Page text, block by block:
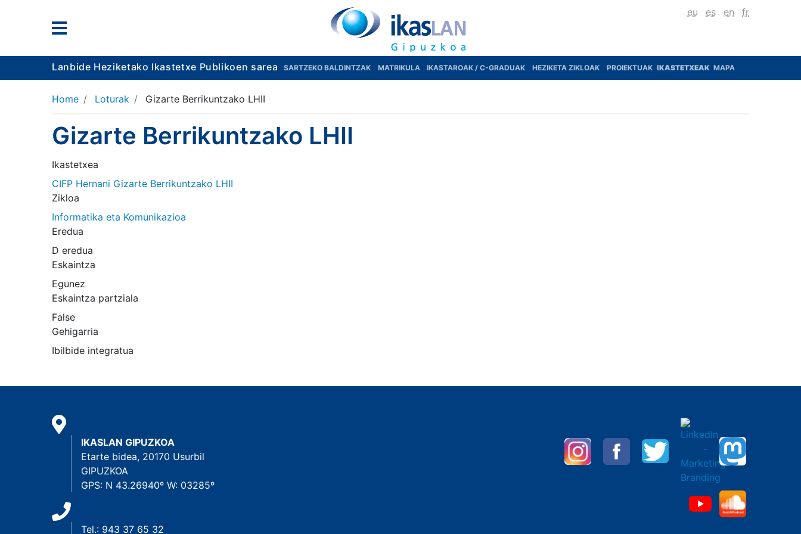
eu es en fr
Lanbide Heziketako Ikastetxe Publikoen sarea SARTZEKO BALDINTZAK MATRIKULA IKASTAROAK / C-GRADUAK HEZIKETA ZIKLOAK PROIEKTUAK IKASTETXEAK MAPA
Home Loturak Gizarte Berrikuntzako LHII
Gizarte Berrikuntzako LHII
Ikastetxea
CIFP Hernani Gizarte Berrikuntzako LHII
Zikloa
Informatika eta Komunikazioa
Eredua
D eredua
Eskaintza
Egunez
Eskaintza partziala
False
Gehigarria
Ibilbide integratua
IKASLAN GIPUZKOA
Etarte bidea, 20170 Usurbil
GIPUZKOA
GPS: N 43.26940º W: 03285º
Tel.: 943 37 65 32